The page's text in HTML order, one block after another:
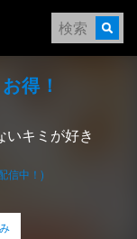
得！
いキミが好き
信中！)